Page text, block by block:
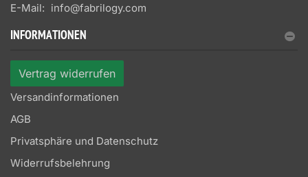
E-Mail: info@fabrilogy.com
INFORMATIONEN
Vertrag widerrufen
Versandinformationen
AGB
Privatsphäre und Datenschutz
Widerrufsbelehrung